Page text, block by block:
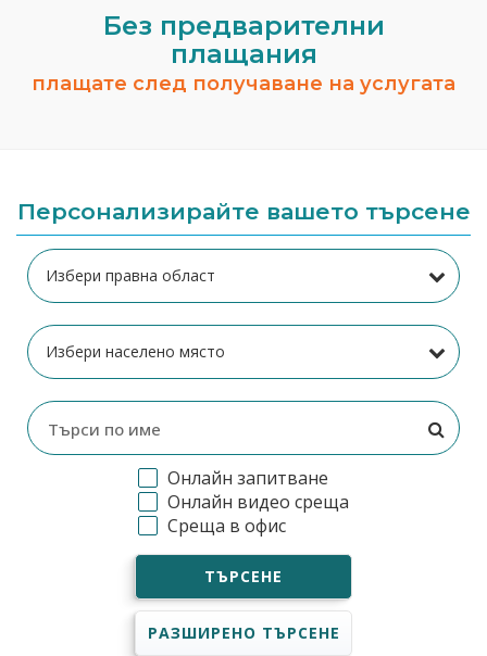
Без предварителни
плащания
плащате след получаване на услугата
Персонализирайте вашето търсене
Онлайн запитване
Онлайн видео среща
Среща в офис
ТЪРСЕНЕ
РАЗШИРЕНО ТЪРСЕНЕ